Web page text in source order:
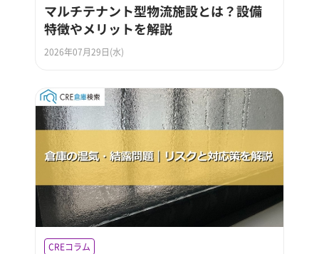
マルチテナント型物流施設とは？設備
特徴やメリットを解説
2026年07月29日(水)
CREコラム